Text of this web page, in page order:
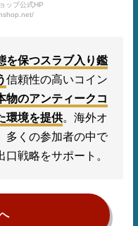
ップ公式HP
を保つスラブ入り鑑
信頼性の高いコイン
物のアンティークコ
環境を提供。海外オ
多くの参加者の中で
戦略をサポート。